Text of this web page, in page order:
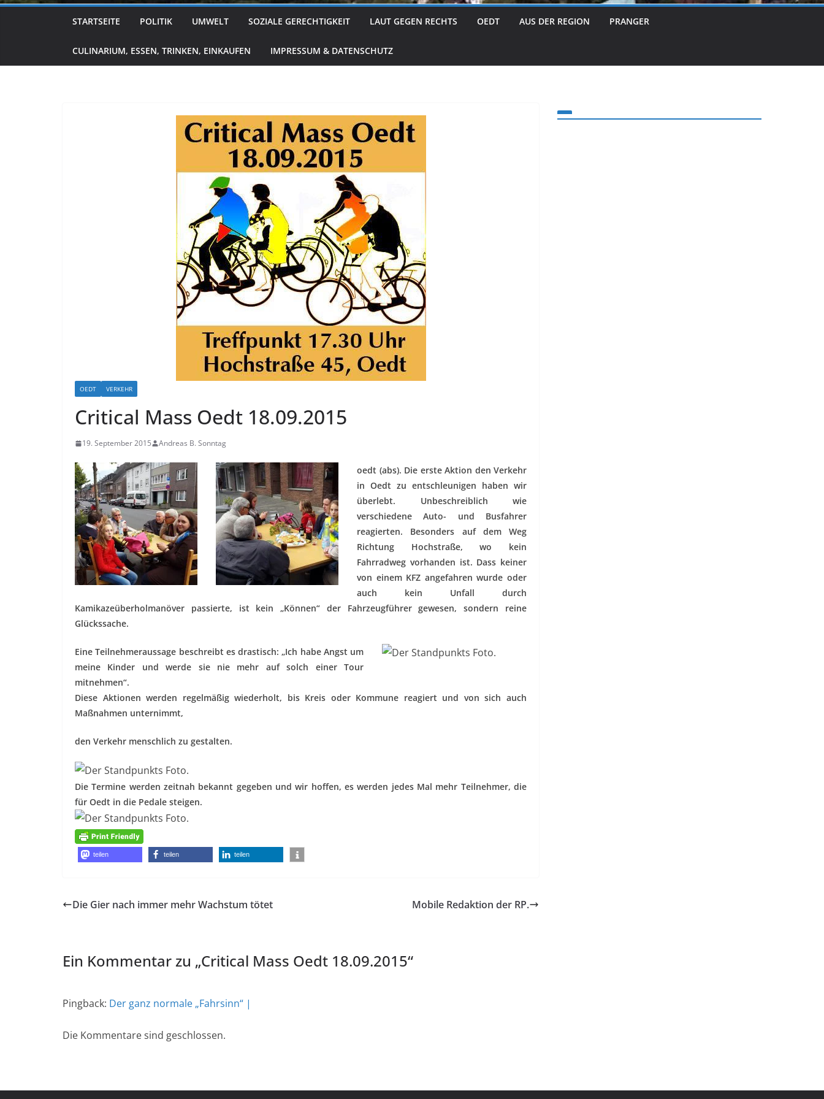
STARTSEITE POLITIK UMWELT SOZIALE GERECHTIGKEIT LAUT GEGEN RECHTS OEDT AUS DER REGION PRANGER
CULINARIUM, ESSEN, TRINKEN, EINKAUFEN IMPRESSUM & DATENSCHUTZ
OEDT VERKEHR
Critical Mass Oedt 18.09.2015
19. September 2015 Andreas B. Sonntag
oedt (abs). Die erste Aktion den Verkehr
in Oedt zu entschleunigen haben wir
überlebt. Unbeschreiblich wie
verschiedene Auto- und Busfahrer
reagierten. Besonders auf dem Weg
Richtung Hochstraße, wo kein
Fahrradweg vorhanden ist. Dass keiner
von einem KFZ angefahren wurde oder
auch kein Unfall durch
Kamikazeüberholmanöver passierte, ist kein „Können“ der Fahrzeugführer gewesen, sondern reine
Glückssache.
Eine Teilnehmeraussage beschreibt es drastisch: „Ich habe Angst um
meine Kinder und werde sie nie mehr auf solch einer Tour
mitnehmen“.
Diese Aktionen werden regelmäßig wiederholt, bis Kreis oder Kommune reagiert und von sich auch
Maßnahmen unternimmt,
den Verkehr menschlich zu gestalten.
Die Termine werden zeitnah bekannt gegeben und wir hoffen, es werden jedes Mal mehr Teilnehmer, die
für Oedt in die Pedale steigen.
teilen teilen teilen
Die Gier nach immer mehr Wachstum tötet Mobile Redaktion der RP.
Ein Kommentar zu „Critical Mass Oedt 18.09.2015“
Pingback: Der ganz normale „Fahrsinn“ |
Die Kommentare sind geschlossen.